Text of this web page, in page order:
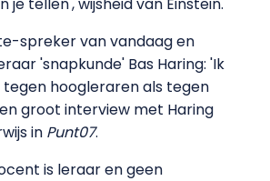
spreker van vandaag en
'snapkunde' Bas Haring: 'Ik
hoogleraren als tegen
groot interview met Haring
in Punt07.
is leraar en geen